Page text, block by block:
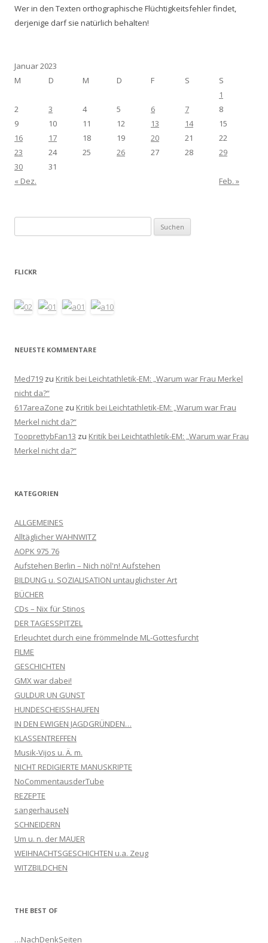
Wer in den Texten orthographische Flüchtigkeitsfehler findet,
derjenige darf sie natürlich behalten!
Januar 2023
M
D M D F S
S
1
2
3 4 5 6 7
8
9
10 11 12 13 14
15
16
17 18 19 20 21
22
23
24 25 26 27 28
29
30
31
« Dez.
Feb. »
nach:
FLICKR
NEUESTE KOMMENTARE
Med719 zu Kritik bei Leichtathletik-EM: „Warum war Frau Merkel
nicht da?“
617areaZone zu Kritik bei Leichtathletik-EM: „Warum war Frau
Merkel nicht da?“
TooprettybFan13 zu Kritik bei Leichtathletik-EM: „Warum war Frau
Merkel nicht da?“
KATEGORIEN
ALLGEMEINES
Alltäglicher WAHNWITZ
AOPK 975 76
Aufstehen Berlin – Nich nöl'n! Aufstehen
BILDUNG u. SOZIALISATION untauglichster Art
BÜCHER
CDs – Nix für Stinos
DER TAGESSPITZEL
Erleuchtet durch eine frömmelnde ML-Gottesfurcht
FILME
GESCHICHTEN
GMX war dabei!
GULDUR UN GUNST
HUNDESCHEISSHAUFEN
IN DEN EWIGEN JAGDGRÜNDEN…
KLASSENTREFFEN
Musik-Vijos u. Ä. m.
NICHT REDIGIERTE MANUSKRIPTE
NoCommentausderTube
REZEPTE
sangerhauseN
SCHNEIDERN
Um u. n. der MAUER
WEIHNACHTSGESCHICHTEN u.a. Zeug
WITZBILDCHEN
THE BEST OF
…NachDenkSeiten